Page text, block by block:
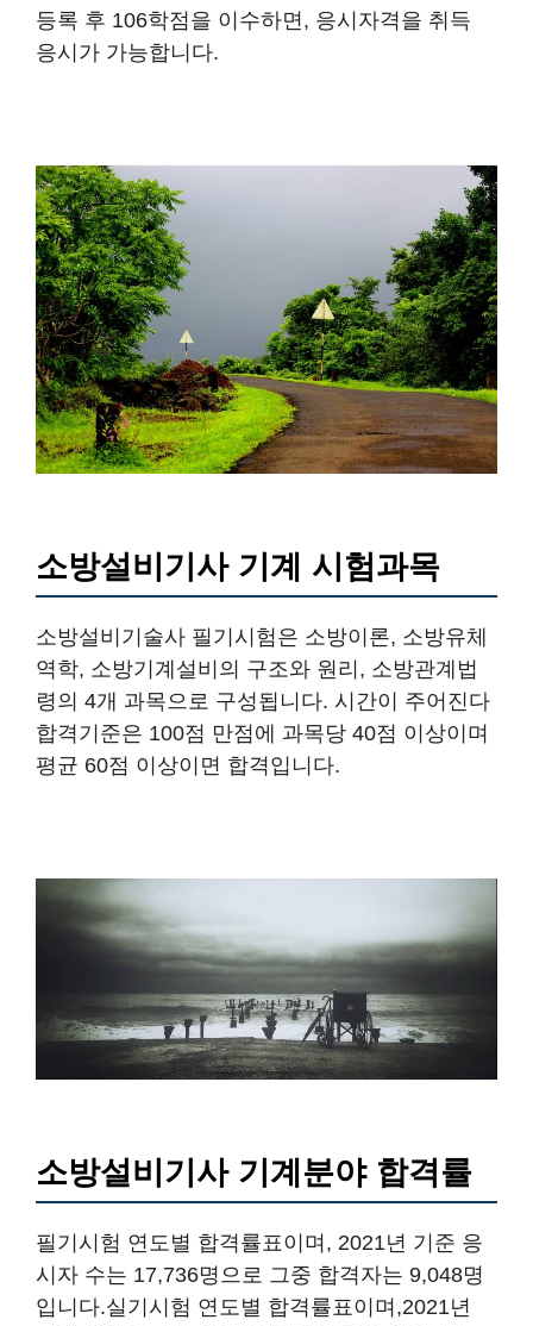
등록 후 106학점을 이수하면, 응시자격을 취득
응시가 가능합니다.
소방설비기사 기계 시험과목
소방설비기술사 필기시험은 소방이론, 소방유체
역학, 소방기계설비의 구조와 원리, 소방관계법
령의 4개 과목으로 구성됩니다. 시간이 주어진다
합격기준은 100점 만점에 과목당 40점 이상이며
평균 60점 이상이면 합격입니다.
소방설비기사 기계분야 합격률
필기시험 연도별 합격률표이며, 2021년 기준 응
시자 수는 17,736명으로 그중 합격자는 9,048명
입니다.실기시험 연도별 합격률표이며,2021년